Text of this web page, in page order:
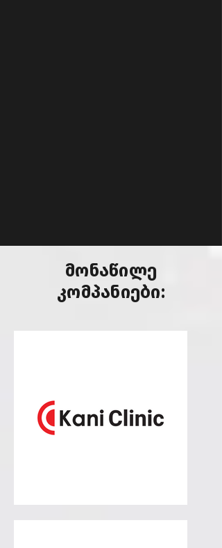
მონაწილე
კომპანიები: